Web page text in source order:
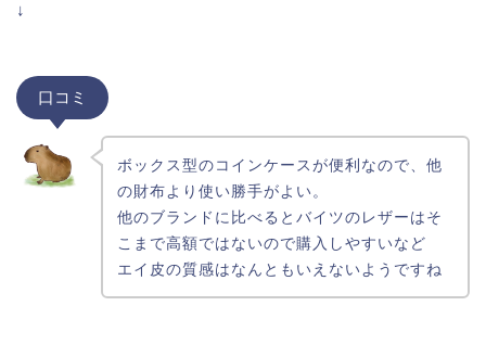
↓
口コミ
ボックス型のコインケースが便利なので、他
の財布より使い勝手がよい。
他のブランドに比べるとバイツのレザーはそ
こまで高額ではないので購入しやすいなど
エイ皮の質感はなんともいえないようですね